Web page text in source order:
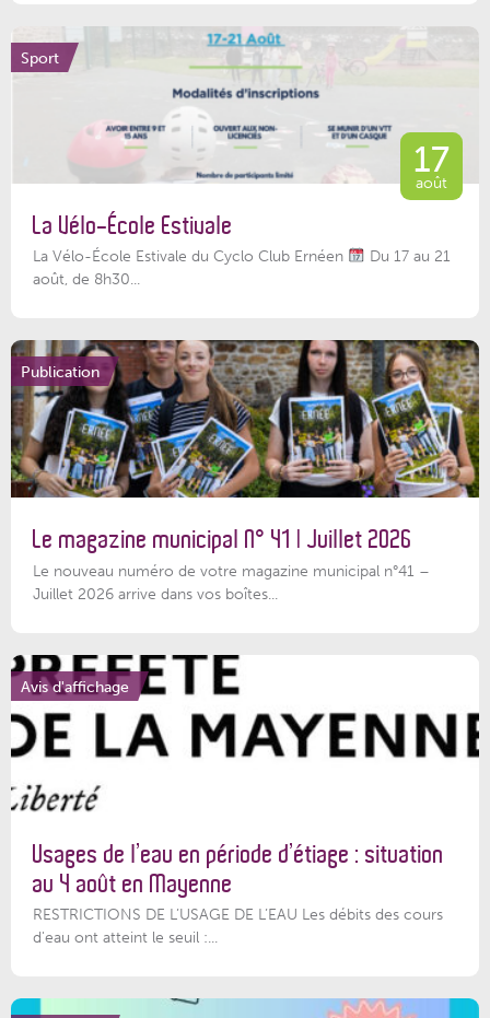
Sport
17
août
La Vélo-École Estivale
La Vélo-École Estivale du Cyclo Club Ernéen
Du 17 au 21
août, de 8h30...
Publication
Le magazine municipal N° 41 | Juillet 2026
Le nouveau numéro de votre magazine municipal n°41 –
Juillet 2026 arrive dans vos boîtes...
Avis d'affichage
Usages de l’eau en période d’étiage : situation
au 4 août en Mayenne
RESTRICTIONS DE L’USAGE DE L’EAU Les débits des cours
d'eau ont atteint le seuil :...